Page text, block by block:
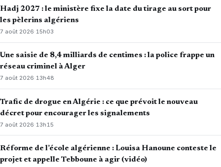
Hadj 2027 : le ministère fixe la date du tirage au sort pour
les pèlerins algériens
7 août 2026·15h03
Une saisie de 8,4 milliards de centimes : la police frappe un
réseau criminel à Alger
7 août 2026·13h48
Trafic de drogue en Algérie : ce que prévoit le nouveau
décret pour encourager les signalements
7 août 2026· 13h15
Réforme de l’école algérienne : Louisa Hanoune conteste le
projet et appelle Tebboune à agir (vidéo)